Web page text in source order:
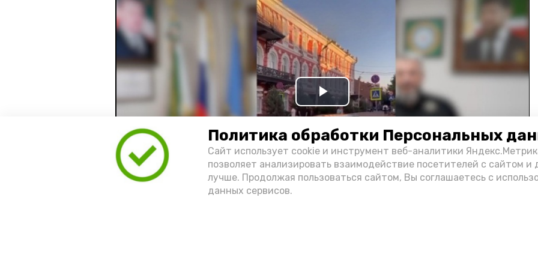
Политика обработки Персональных
Сайт использует cookie и инструмент веб-аналитики
позволяет анализировать взаимодействие посетителей с сайтом и
лучше. Продолжая пользоваться сайтом, Вы соглашаетесь с
данных сервисов.
Play
Video